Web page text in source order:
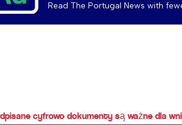
Read The Portugal News with
cyfrowo dokumenty są ważne dla